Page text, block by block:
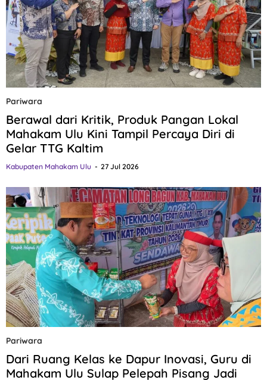
Pariwara
Berawal dari Kritik, Produk Pangan Lokal
Mahakam Ulu Kini Tampil Percaya Diri di
Gelar TTG Kaltim
Kabupaten Mahakam Ulu 27 Jul 2026
Pariwara
Dari Ruang Kelas ke Dapur Inovasi, Guru di
Mahakam Ulu Sulap Pelepah Pisang Jadi